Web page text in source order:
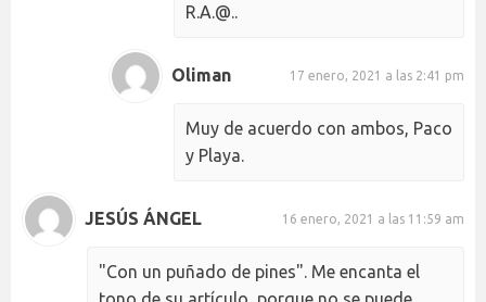
R.A.@..
Oliman 17 enero, 2021 a las 2:41 pm
Muy de acuerdo con ambos, Paco
y Playa.
JESÚS ÁNGEL 16 enero, 2021 a las 11:59 am
"Con un puñado de pines". Me encanta el